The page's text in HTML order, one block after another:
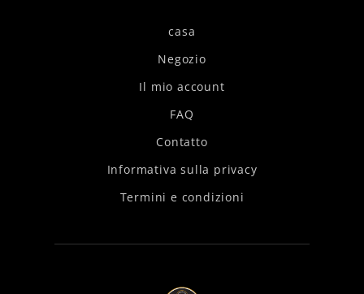
casa
Negozio
Il mio account
FAQ
Contatto
Informativa sulla privacy
Termini e condizioni